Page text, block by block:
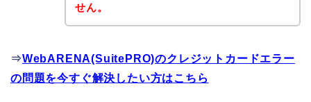
せん。
⇒WebARENA(SuitePRO)のクレジットカードエラー
の問題を今すぐ解決したい方はこちら